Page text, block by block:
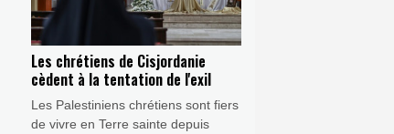
Les chrétiens de Cisjordanie
cèdent à la tentation de l'exil
Les Palestiniens chrétiens sont fiers
de vivre en Terre sainte depuis